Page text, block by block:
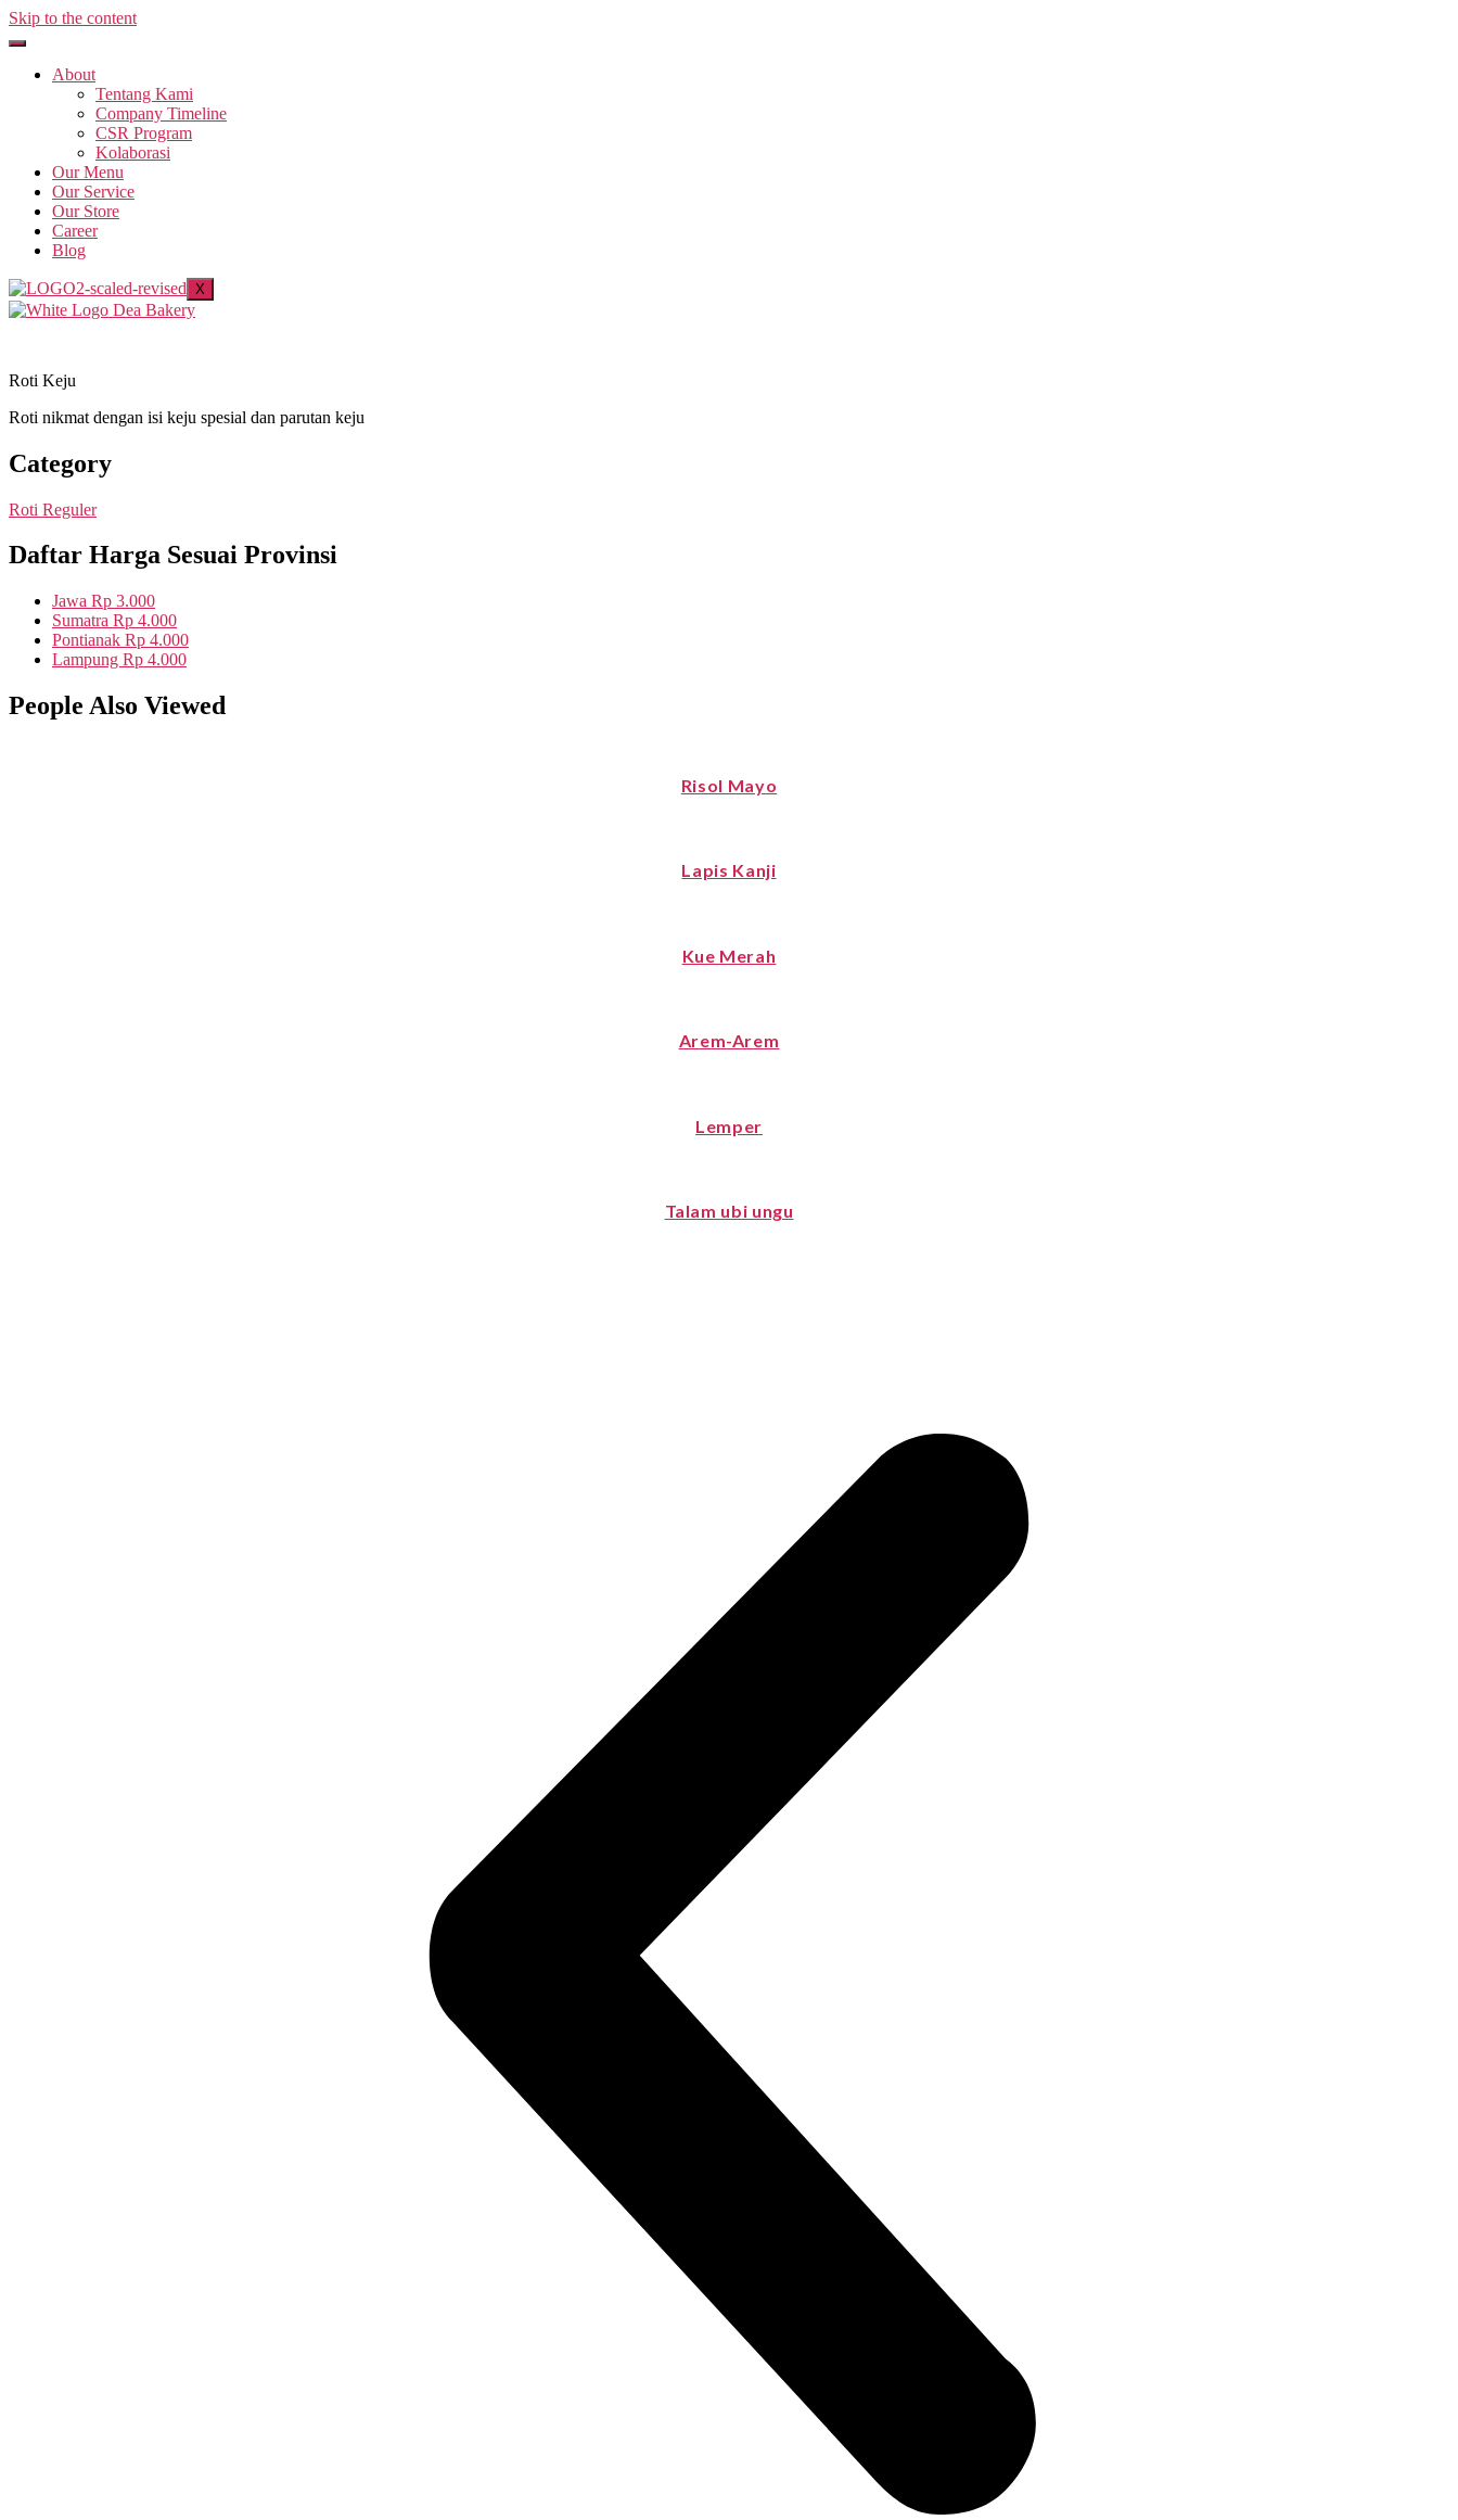
Skip to the content
About
Tentang Kami
Company Timeline
CSR Program
Kolaborasi
Our Menu
Our Service
Our Store
Career
Blog
X
Roti Keju
Roti nikmat dengan isi keju spesial dan parutan keju
Category
Roti Reguler
Daftar Harga Sesuai Provinsi
Jawa Rp 3.000
Sumatra Rp 4.000
Pontianak Rp 4.000
Lampung Rp 4.000
People Also Viewed
Risol Mayo
Lapis Kanji
Kue Merah
Arem-Arem
Lemper
Talam ubi ungu